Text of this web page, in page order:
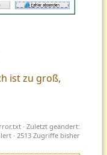
ist zu groß,
· Zuletzt geändert:
· 2513 Zugriffe bisher